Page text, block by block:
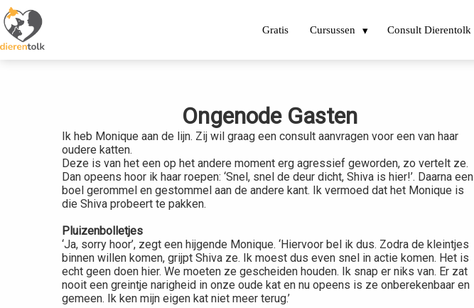
Gratis Cursussen Consult Dierentolk
Ongenode Gasten
Ik heb Monique aan de lijn. Zij wil graag een consult aanvragen voor een van haar
oudere katten.
Deze is van het een op het andere moment erg agressief geworden, zo vertelt ze.
Dan opeens hoor ik haar roepen: ‘Snel, snel de deur dicht, Shiva is hier!’. Daarna een
boel gerommel en gestommel aan de andere kant. Ik vermoed dat het Monique is
die Shiva probeert te pakken.
Pluizenbolletjes
‘Ja, sorry hoor’, zegt een hijgende Monique. ‘Hiervoor bel ik dus. Zodra de kleintjes
binnen willen komen, grijpt Shiva ze. Ik moest dus even snel in actie komen. Het is
echt geen doen hier. We moeten ze gescheiden houden. Ik snap er niks van. Er zat
nooit een greintje narigheid in onze oude kat en nu opeens is ze onberekenbaar en
gemeen. Ik ken mijn eigen kat niet meer terug.’